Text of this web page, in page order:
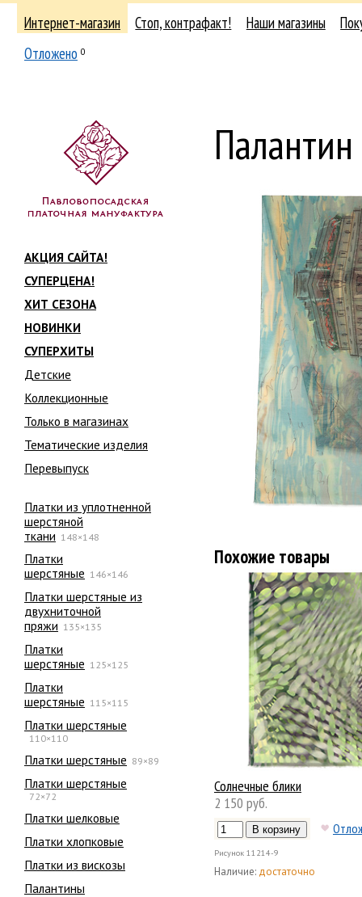
Интернет-магазин Стоп, контрафакт! Наши магазины
Отложено 0
АКЦИЯ САЙТА!
СУПЕРЦЕНА!
ХИТ СЕЗОНА
НОВИНКИ
СУПЕРХИТЫ
Детские
Коллекционные
Только в магазинах
Тематические изделия
Перевыпуск
Платки из уплотненной
шерстяной
ткани 148×148
Платки
шерстяные 146×146
Платки шерстяные из
двухниточной
пряжи 135×135
Платки
шерстяные 125×125
Платки
шерстяные 115×115
Платки шерстяные
110×110
Платки шерстяные 89×89
Платки шерстяные
72×72
Платки шелковые
Платки хлопковые
Платки из вискозы
Палантины
Похожие товары
Солнечные блики
2 150 руб.
Рисунок 11214-9
Наличие: достаточно